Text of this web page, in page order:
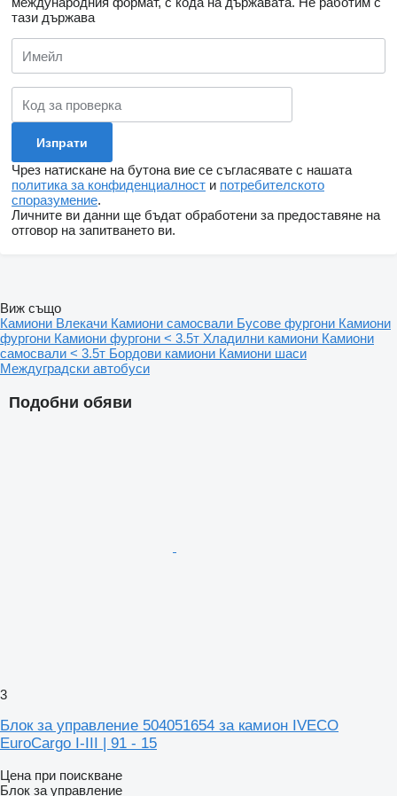
тази държава
Чрез натискане на бутона вие се съгласявате с нашата
политика за конфиденциалност и потребителското
споразумение.
Личните ви данни ще бъдат обработени за предоставяне на
отговор на запитването ви.
Подобни обяви
3
Блок за управление 504051654 за камион IVECO
EuroCargo I-III | 91 - 15
Цена при поискване
Блок за управление
Виж също
Камиони Влекачи Камиони самосвали Бусове фургони Камиони
фургони Камиони фургони < 3.5т Хладилни камиони Камиони
самосвали < 3.5т Бордови камиони Камиони шаси
Междуградски автобуси